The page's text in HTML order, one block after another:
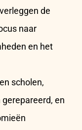
de
naar
en het
scholen,
en